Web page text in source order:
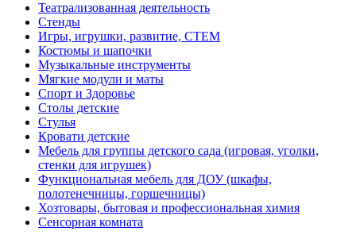
Театрализованная деятельность
Стенды
Игры, игрушки, развитие, СТЕМ
Костюмы и шапочки
Музыкальные инструменты
Мягкие модули и маты
Спорт и Здоровье
Столы детские
Стулья
Кровати детские
Мебель для группы детского сада (игровая, уголки,
стенки для игрушек)
Функциональная мебель для ДОУ (шкафы,
полотенечницы, горшечницы)
Хозтовары, бытовая и профессиональная химия
Сенсорная комната